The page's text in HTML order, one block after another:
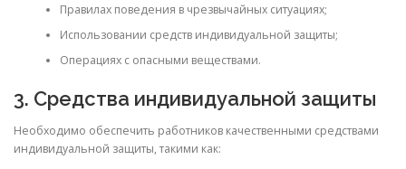
Правилах поведения в чрезвычайных ситуациях;
Использовании средств индивидуальной защиты;
Операциях с опасными веществами.
3. Средства индивидуальной защиты
Необходимо обеспечить работников качественными средствами
индивидуальной защиты, такими как: